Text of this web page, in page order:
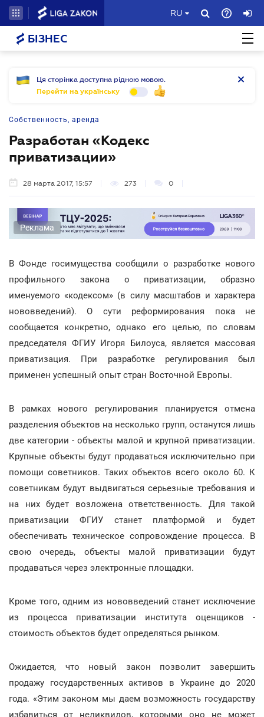
RU
БІЗНЕС
Ця сторінка доступна рідною мовою.
Перейти на українську
Собственность, аренда
Разработан «Кодекс
приватизации»
28 марта 2017, 15:57 273 0
Реклама
В Фонде госимущества сообщили о разработке нового
профильного закона о приватизации, образно
именуемого «кодексом» (в силу масштабов и характера
нововведений). О сути реформирования пока не
сообщается конкретно, однако его целью, по словам
председателя ФГИУ Игоря Билоуса, является массовая
приватизация. При разработке регулирования был
применен успешный опыт стран Восточной Европы.
В рамках нового регулирования планируется отмена
разделения объектов на несколько групп, останутся лишь
две категории - объекты малой и крупной приватизации.
Крупные объекты будут продаваться исключительно при
помощи советников. Таких объектов всего около 60. К
советникам будут выдвигаться серьезные требования и
на них будет возложена ответственность. Для такой
приватизации ФГИУ станет платформой и будет
обеспечивать техническое сопровождение процесса. В
свою очередь, объекты малой приватизации будут
продаваться через электронные площадки.
Кроме того, одним из нововведений станет исключение
из процесса приватизации института оценщиков -
стоимость объектов будет определяться рынком.
Ожидается, что новый закон позволит завершить
продажу государственных активов в Украине до 2020
года. «Этим законом мы даем возможность государству
избавиться от неликвидов, которыми оно не может